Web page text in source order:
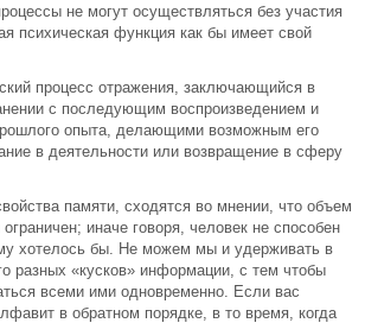
не могут осуществляться без участия
психическая функция как бы имеет свой
процесс отражения, заключающийся в
с последующим воспроизведением и
опыта, делающими возможным его
в деятельности или возвращение в сферу
памяти, сходятся во мнении, что объем
иначе говоря, человек не способен
хотелось бы. Не можем мы и удерживать в
разных «кусков» информации, с тем чтобы
всеми ими одновременно. Если вас
в обратном порядке, в то время, когда